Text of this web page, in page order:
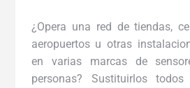
¿Opera una red de tiendas,
aeropuertos u otras
en varias marcas de
personas? Sustituirlos